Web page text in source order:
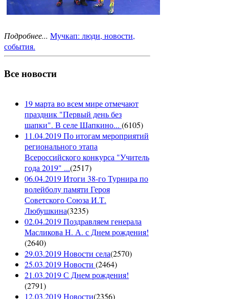
Подробнее... Мучкап: люди, новости,
события.
Все новости
19 марта во всем мире отмечают
праздник "Первый день без
шапки". В селе Шапкино... (6105)
11.04.2019 По итогам мероприятий
регионального этапа
Всероссийского конкурса "Учитель
года 2019" ...(2517)
06.04.2019 Итоги 38-го Турнира по
волейболу памяти Героя
Советского Союза И.Т.
Любушкина(3235)
02.04.2019 Поздравляем генерала
Масликова Н. А. с Днем рождения!
(2640)
29.03.2019 Новости села(2570)
25.03.2019 Новости (2464)
21.03.2019 С Днем рождения!
(2791)
12.03.2019 Новости(2356)